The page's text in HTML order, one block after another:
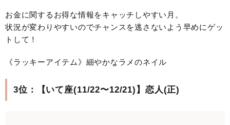
お金に関するお得な情報をキャッチしやすい月。
状況が変わりやすいのでチャンスを逃さないよう早めにゲッ
トして！
《ラッキーアイテム》細やかなラメのネイル
3位：【いて座(11/22〜12/21)】恋人(正)